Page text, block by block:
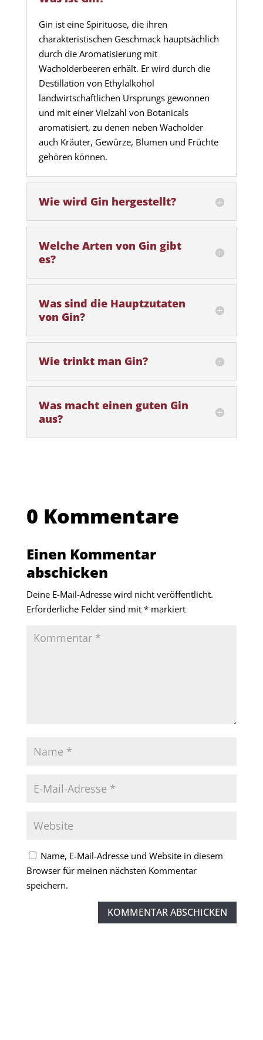
Gin ist eine Spirituose, die ihren
charakteristischen Geschmack hauptsächlich
durch die Aromatisierung mit
Wacholderbeeren erhält. Er wird durch die
Destillation von Ethylalkohol
landwirtschaftlichen Ursprungs gewonnen
und mit einer Vielzahl von Botanicals
aromatisiert, zu denen neben Wacholder
auch Kräuter, Gewürze, Blumen und Früchte
gehören können.
Wie wird Gin hergestellt?
Welche Arten von Gin gibt
es?
Was sind die Hauptzutaten
von Gin?
Wie trinkt man Gin?
Was macht einen guten Gin
aus?
0 Kommentare
Einen Kommentar
abschicken
Deine E-Mail-Adresse wird nicht veröffentlicht.
Erforderliche Felder sind mit *markiert
Name, E-Mail-Adresse und Website in diesem
Browser für meinen nächsten Kommentar
speichern.
KOMMENTAR ABSCHICKEN